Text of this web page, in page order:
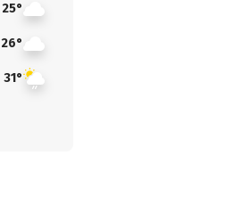
25°
26°
31°